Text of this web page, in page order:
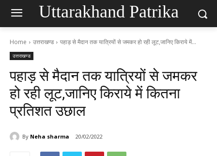
Uttarakhand Patrika
Home उत्तराखण्ड पहाड़ से मैदान तक यात्रियों से जमकर हो रही लूट,जानिए किराये में...
उत्तराखण्ड
पहाड़ से मैदान तक यात्रियों से जमकर
हो रही लूट,जानिए किराये में कितना
प्रतिशत उछाल
By Neha sharma 20/02/2022